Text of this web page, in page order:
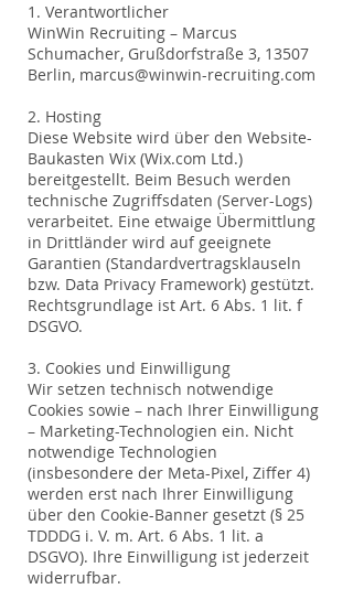
1. Verantwortlicher
WinWin Recruiting – Marcus
Schumacher, Grußdorfstraße 3, 13507
Berlin, marcus@winwin-recruiting.com
2. Hosting
Diese Website wird über den Website-
Baukasten Wix (Wix.com Ltd.)
bereitgestellt. Beim Besuch werden
technische Zugriffsdaten (Server-Logs)
verarbeitet. Eine etwaige Übermittlung
in Drittländer wird auf geeignete
Garantien (Standardvertragsklauseln
bzw. Data Privacy Framework) gestützt.
Rechtsgrundlage ist Art. 6 Abs. 1 lit. f
DSGVO.
3. Cookies und Einwilligung
Wir setzen technisch notwendige
Cookies sowie – nach Ihrer Einwilligung
– Marketing-Technologien ein. Nicht
notwendige Technologien
(insbesondere der Meta-Pixel, Ziffer 4)
werden erst nach Ihrer Einwilligung
über den Cookie-Banner gesetzt (§ 25
TDDDG i. V. m. Art. 6 Abs. 1 lit. a
DSGVO). Ihre Einwilligung ist jederzeit
widerrufbar.